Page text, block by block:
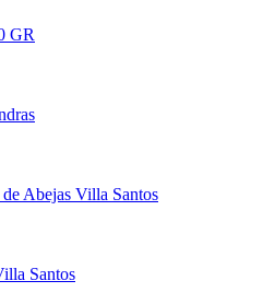
GR
Abejas Villa Santos
Santos